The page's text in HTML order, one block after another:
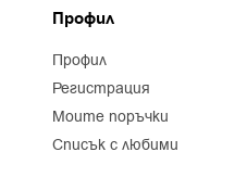
Профил
профил
регистрация
моите поръчки
списък с любими